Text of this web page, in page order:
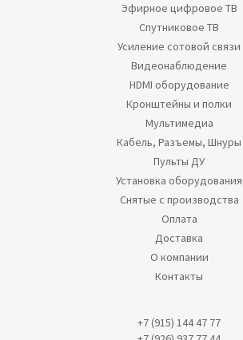
Эфирное цифровое ТВ
Спутниковое ТВ
Усиление сотовой связи
Видеонаблюдение
HDMI оборудование
Кронштейны и полки
Мультимедиа
Кабель, Разъемы, Шнуры
Пульты ДУ
Установка оборудования
Снятые с производства
Оплата
Доставка
О компании
Контакты
+7 (915) 144 47 77